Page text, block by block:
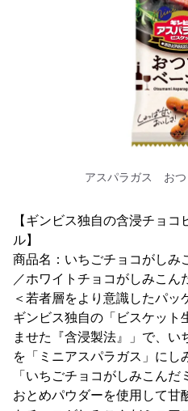
アスパラガス おつ
【ギンビス独自の含浸チョ
ル】
商品名：いちごチョコがしみ
／ホワイトチョコがしみこん
＜若者層をより意識したパッ
ギンビス独自の「ビスケット
ませた『含浸製法』」で、い
を「ミニアスパラガス」にし
「いちごチョコがしみこん
おとめパウダーを使用して甘